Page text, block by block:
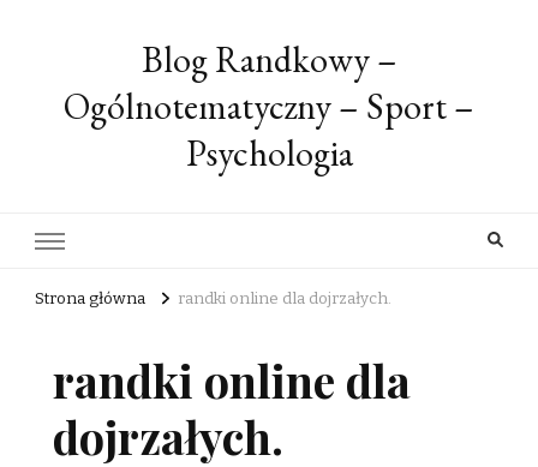
Blog Randkowy –
Ogólnotematyczny – Sport –
Psychologia
Strona główna randki online dla dojrzałych.
randki online dla
dojrzałych.